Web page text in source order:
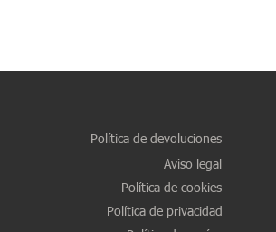
Política de devoluciones
Aviso legal
Política de cookies
Política de privacidad